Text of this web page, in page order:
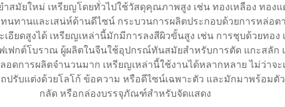
สมัยใหม่ เหรียญโดยทั่วไปใช้วัสดุคุณภาพสูง เช่น ทองเหลือง ทอง
นทานและเสน่ห์ด้านดีไซน์ กระบวนการผลิตประกอบด้วยการหล่อ
ดสูงได้ เหรียญเหล่านี้มักมีการลงสีผิวขั้นสูง เช่น การชุบด้วยทอง
เฟกต์โบราณ ผู้ผลิตในจีนใช้อุปกรณ์ทันสมัยสำหรับการตัด แกะสลัก
การผลิตจำนวนมาก เหรียญเหล่านี้ใช้งานได้หลากหลาย ไม่ว่าจ
รับแต่งด้วยโลโก้ ข้อความ หรือดีไซน์เฉพาะตัว และมักมาพร้อมตั
กลัด หรือกล่องบรรจุภัณฑ์สำหรับจัดแสดง